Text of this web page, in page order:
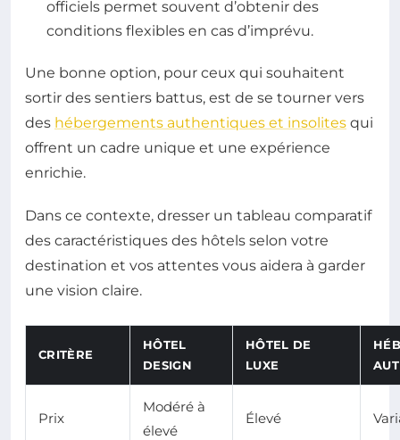
officiels permet souvent d’obtenir des
conditions flexibles en cas d’imprévu.
Une bonne option, pour ceux qui souhaitent
sortir des sentiers battus, est de se tourner vers
des hébergements authentiques et insolites qui
offrent un cadre unique et une expérience
enrichie.
Dans ce contexte, dresser un tableau comparatif
des caractéristiques des hôtels selon votre
destination et vos attentes vous aidera à garder
une vision claire.
CRITÈRE
HÔTEL
DESIGN
HÔTEL DE
LUXE
Prix
Modéré à
élevé
Élevé